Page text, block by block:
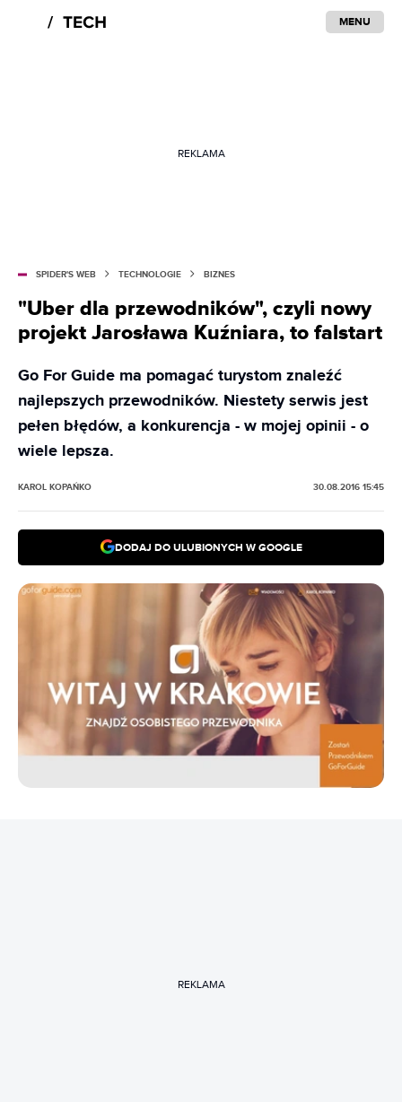
MENU
REKLAMA
SPIDER'S WEB TECHNOLOGIE BIZNES
"Uber dla przewodników", czyli nowy
projekt Jarosława Kuźniara, to falstart
Go For Guide ma pomagać turystom znaleźć
najlepszych przewodników. Niestety serwis jest
pełen błędów, a konkurencja - w mojej opinii - o
wiele lepsza.
KAROL KOPAŃKO 30.08.2016 15:45
DODAJ DO ULUBIONYCH W GOOGLE
REKLAMA